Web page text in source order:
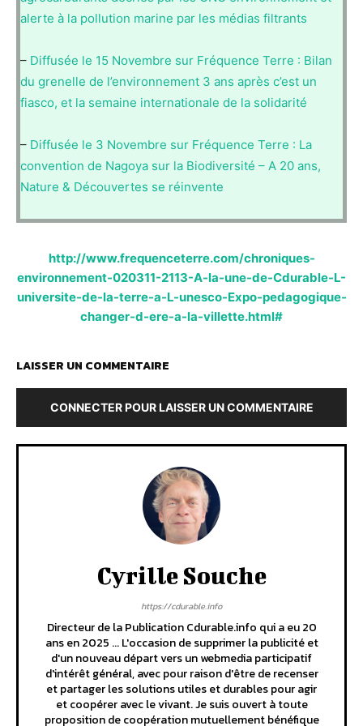
alerte à la pollution marine par les médias filtrants
– Diffusée le 15 Novembre sur Fréquence Terre : Bilan
du grenelle de l’environnement 3 ans après c’est un
fiasco, et la semaine internationale de la solidarité
– Diffusée le 3 Novembre sur Fréquence Terre : La
convention de Nagoya sur la Biodiversité – A 20 ans,
Nature & Découvertes se réinvente
http://www.frequenceterre.com/chroniques-
environnement-020311-2113-A-la-une-de-Cdurable-L-
universite-de-la-terre-a-L-unesco-Expo-pedagogique-
changer-d-ere-a-la-villette.html#
LAISSER UN COMMENTAIRE
CONNECTER POUR LAISSER UN COMMENTAIRE
Cyrille Souche
https://cdurable.info
Directeur de la Publication Cdurable.info qui a eu 20
ans en 2025 ... L'occasion de supprimer la publicité et
d'un nouveau départ vers un webmedia participatif
d'intérêt général, avec pour raison d'être de recenser
et partager les solutions utiles et durables pour agir
et coopérer avec le vivant. Je suis ouvert à toute
proposition de coopération mutuellement bénéfique